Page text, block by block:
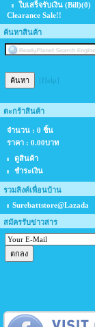
ใบเสร็จรับเงิน (Bill)(0)
Clearance Sale!!
ค้นหาสินค้า
[Help]
ตะกร้าสินค้า
จำนวน : 0 ชิ้น
ราคา : 0.00บาท
ดูสินค้า
ชำระเงิน
รวมลิงค์เพื่อนบ้าน
Surebattstore@Lazada
สมัครรับข่าวสาร